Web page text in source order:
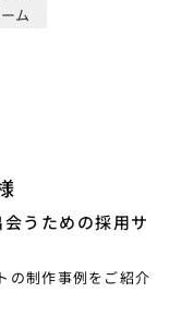
ム
うための採用サ
の制作事例をご紹介